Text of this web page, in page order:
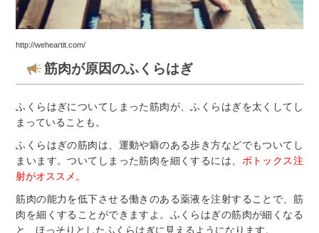
http://weheartit.com/
筋肉が原因のふくらはぎ
ふくらはぎについてしまった筋肉が、ふくらはぎを太くしてし
まっていることも。
ふくらはぎの筋肉は、運動や癖のある歩き方などでもついてし
まいます。ついてしまった筋肉を細くするには、 ボトックス注
射がオススメ。
筋肉の能力を低下させる働きのある薬液を注射することで、筋
肉を細くすることができますよ。ふくらはぎの筋肉が細くなる
と、ほっそりとしたふくらはぎに見えるようになります。